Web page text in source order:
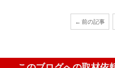
← 前の記事